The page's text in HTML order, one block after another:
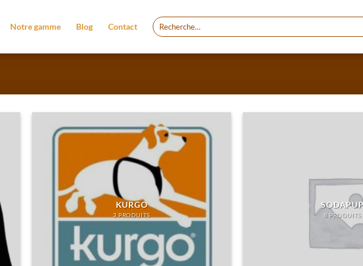
Notre gamme Blog Contact
Recherche
pour :
KURGO
3 PRODUITS 8 PRODUITS